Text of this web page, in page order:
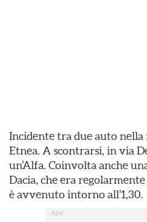
Incidente tra due auto nella
Etnea. A scontrarsi, in via
un’Alfa. Coinvolta anche
Dacia, che era
è avvenuto intorno all’1,30.